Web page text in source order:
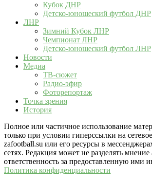
Кубок ДНР
Детско-юношеский футбол ДНР
ЛНР
Зимний Кубок ЛНР
Чемпионат ЛНР
Детско-юношеский футбол ЛНР
Новости
Медиа
ТВ-сюжет
Радио-эфир
Фоторепортаж
Точка зрения
История
Полное или частичное использование
только при условии гиперссылки на
zafootball.su или его ресурсы в
сетях. Редакция может не разделять мнение
ответственность за предоставленную ими
Политика конфиденциальности